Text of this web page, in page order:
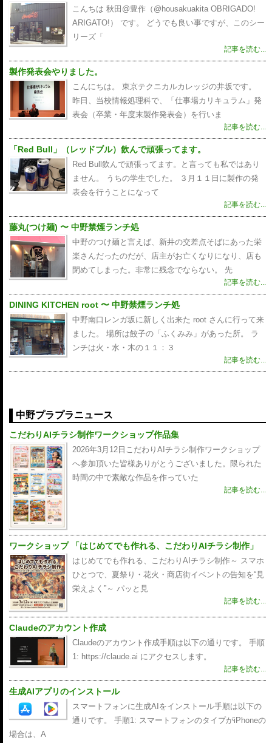
こんちは 秋田@豊作（@housakuakita‎ OBRIGADO!
ARIGATO!） です。 どうでも良い事ですが、このシー
リーズ「
記事を読む...
製作発表会やりました。
こんにちは。 東京テクニカルカレッジの井坂です。
昨日、当校情報処理科で、「仕事場カリキュラム」発
表会（卒業・年度末製作発表会）を行いま
記事を読む...
「Red Bull」（レッドブル）飲んで頑張ってます。
Red Bull飲んで頑張ってます。と言っても私ではあり
ません。 うちの学生でした。 ３月１１日に製作の発
表会を行うことになって
記事を読む...
藤丸(つけ麺) 〜 中野禁煙ランチ処
中野のつけ麺と言えば、新井の交差点そばにあった栄
楽さんだったのだが、店主がお亡くなりになり、店も
閉めてしまった。非常に残念でならない。 先
記事を読む...
DINING KITCHEN root 〜 中野禁煙ランチ処
中野南口レンガ坂に新しく出来た root さんに行って来
ました。 場所は餃子の「ふくみみ」があった所。 ラ
ンチは火・水・木の１１：３
記事を読む...
中野プラプラニュース
こだわりAIチラシ制作ワークショップ作品集
2026年3月12日こだわりAIチラシ制作ワークショップ
へ参加頂いた皆様ありがとうございました。限られた
時間の中で素敵な作品を作っていた
記事を読む...
ワークショップ 「はじめてでも作れる、こだわりAIチラシ制作」
はじめてでも作れる、こだわりAIチラシ制作～ スマホ
ひとつで、夏祭り・花火・商店街イベントの告知を“見
栄えよく”～ パッと見
記事を読む...
Claudeのアカウント作成
Claudeのアカウント作成手順は以下の通りです。 手順
1: https://claude.ai にアクセスします。
記事を読む...
生成AIアプリのインストール
スマートフォンに生成AIをインストール手順は以下の
通りです。 手順1: スマートフォンのタイプがiPhoneの
場合は、A